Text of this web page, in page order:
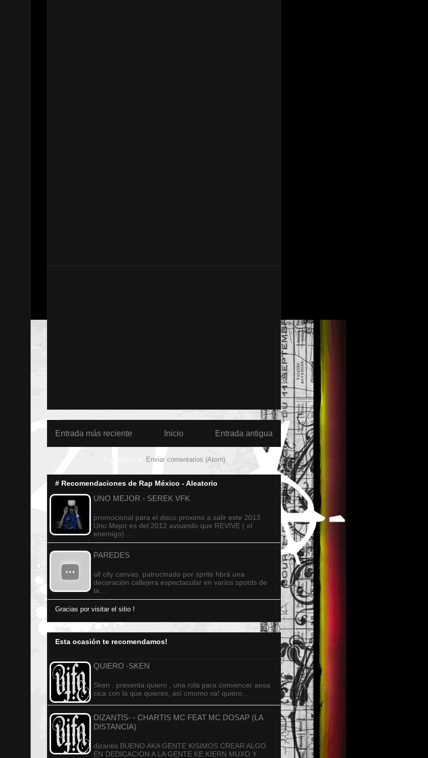
Entrada más reciente Entrada antigua
Inicio
Suscribirse a: Enviar comentarios (Atom)
# Recomendaciones de Rap México - Aleatorio
UNO MEJOR - SEREK VFK
promocional para el disco proximo a salir este 2013
Uno Mejor es del 2012 avisando que REVIVE ( el
enemigo)…
PAREDES
all city canvas. patrocinado por sprite hbrá una
decoración callejera espectacular en varios spotds de
la…
Gracias por visitar el sitio !
Esta ocasión te recomendamos!
QUIERO -SKEN
Sken . presenta quiero , una rola para convencer aesa
cica con la que quieres, así cmomo va! quiero…
DIZANTIS- - CHARTIS MC FEAT MC DOSAP (LA
DISTANCIA)
dizantis BUENO AKA GENTE KISIMOS CREAR ALGO
EN DEDICACION A LA GENTE KE KIERN MUXO Y